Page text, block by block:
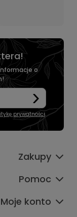
o
prywatności.
Zakupy
Pomoc
Moje konto